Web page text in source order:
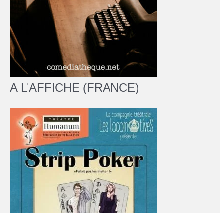
A L’AFFICHE (FRANCE)